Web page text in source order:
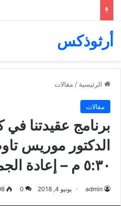
أرثوذكس
الرئيسية / مقالات
مقالات
برنامج عقيدتنا في
الدكتور موريس
٥:٣٠ م – إعادة الجمعة ١٠ م
admin يونيو 4, 2018 0